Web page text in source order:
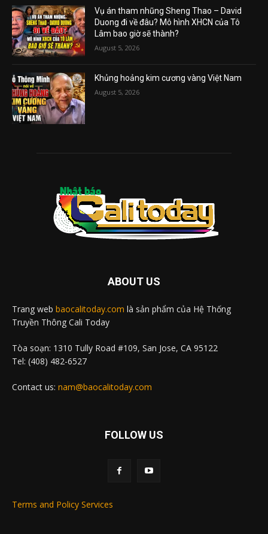
Vụ án tham nhũng Sheng Thao – David
Duong đi về đâu? Mô hình XHCN của Tô
Lâm bao giờ sẽ thành?
August 5, 2026
Khủng hoảng kim cương vàng Việt Nam
August 5, 2026
ABOUT US
Trang web baocalitoday.com là sản phẩm của Hệ Thống
Truyền Thông Cali Today
Tòa soạn: 1310 Tully Road #109, San Jose, CA 95122
Tel: (408) 482-6527
Contact us: nam@baocalitoday.com
FOLLOW US
Terms and Policy Services